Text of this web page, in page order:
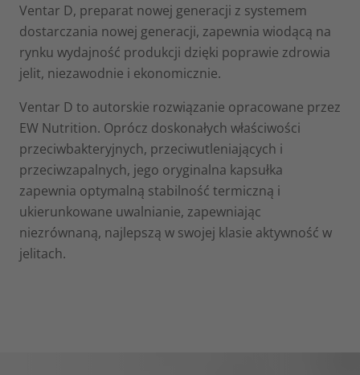
Ventar D, preparat nowej generacji z systemem
dostarczania nowej generacji, zapewnia wiodącą na
rynku wydajność produkcji dzięki poprawie zdrowia
jelit, niezawodnie i ekonomicznie.
Ventar D to autorskie rozwiązanie opracowane przez
EW Nutrition. Oprócz doskonałych właściwości
przeciwbakteryjnych, przeciwutleniających i
przeciwzapalnych, jego oryginalna kapsułka
zapewnia optymalną stabilność termiczną i
ukierunkowane uwalnianie, zapewniając
niezrównaną, najlepszą w swojej klasie aktywność w
jelitach.